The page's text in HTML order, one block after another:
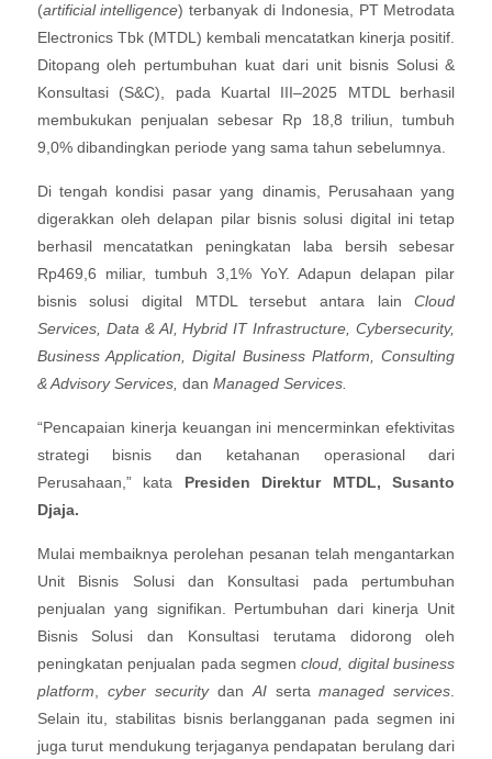
(artificial intelligence) terbanyak di Indonesia, PT Metrodata
Electronics Tbk (MTDL) kembali mencatatkan kinerja positif.
Ditopang oleh pertumbuhan kuat dari unit bisnis Solusi &
Konsultasi (S&C), pada Kuartal III–2025 MTDL berhasil
membukukan penjualan sebesar Rp 18,8 triliun, tumbuh
9,0% dibandingkan periode yang sama tahun sebelumnya.
Di tengah kondisi pasar yang dinamis, Perusahaan yang
digerakkan oleh delapan pilar bisnis solusi digital ini tetap
berhasil mencatatkan peningkatan laba bersih sebesar
Rp469,6 miliar, tumbuh 3,1% YoY. Adapun delapan pilar
bisnis solusi digital MTDL tersebut antara lainCloud
Services, Data & AI, Hybrid IT Infrastructure, Cybersecurity,
Business Application, Digital Business Platform, Consulting
& Advisory Services, dan Managed Services.
“Pencapaian kinerja keuangan ini mencerminkan efektivitas
strategi bisnis dan ketahanan operasional dari
Perusahaan,” kata Presiden Direktur MTDL, Susanto
Djaja.
Mulai membaiknya perolehan pesanan telah mengantarkan
Unit Bisnis Solusi dan Konsultasi pada pertumbuhan
penjualan yang signifikan. Pertumbuhan dari kinerja Unit
Bisnis Solusi dan Konsultasi terutama didorong oleh
peningkatan penjualan pada segmencloud, digital business
platform
cyber security dan AI sertamanaged services
Selain itu, stabilitas bisnis berlangganan pada segmen ini
juga turut mendukung terjaganya pendapatan berulang dari